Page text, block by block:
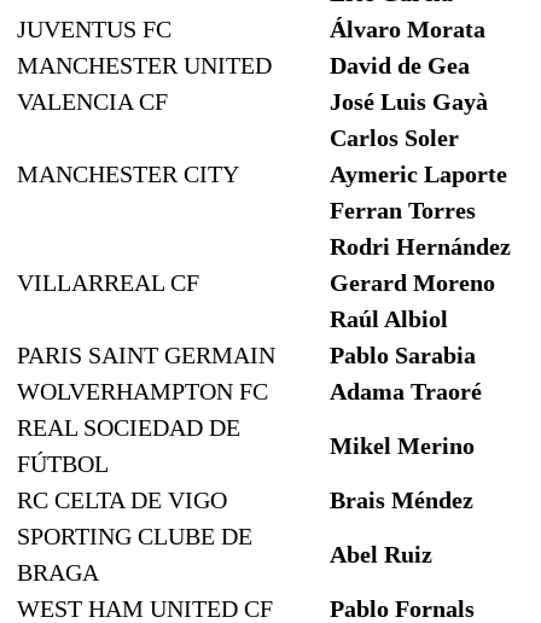
JUVENTUS FC
Álvaro Morata
MANCHESTER UNITED
David de Gea
VALENCIA CF
José Luis Gayà
Carlos Soler
MANCHESTER CITY
Aymeric Laporte
Ferran Torres
Rodri Hernández
VILLARREAL CF
Gerard Moreno
Raúl Albiol
PARIS SAINT GERMAIN
Pablo Sarabia
WOLVERHAMPTON FC
Adama Traoré
REAL SOCIEDAD DE
FÚTBOL
Mikel Merino
RC CELTA DE VIGO
Brais Méndez
SPORTING CLUBE DE
BRAGA
Abel Ruiz
WEST HAM UNITED CF Pablo Fornals